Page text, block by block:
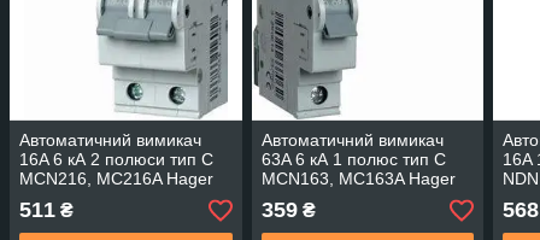
Автоматичний вимикач
16A 6 кА 2 полюси тип C
MCN216, MC216A Hager
511 ₴
Автоматичний вимикач
63A 6 кА 1 полюс тип C
MCN163, MC163A Hager
359₴
16A
568